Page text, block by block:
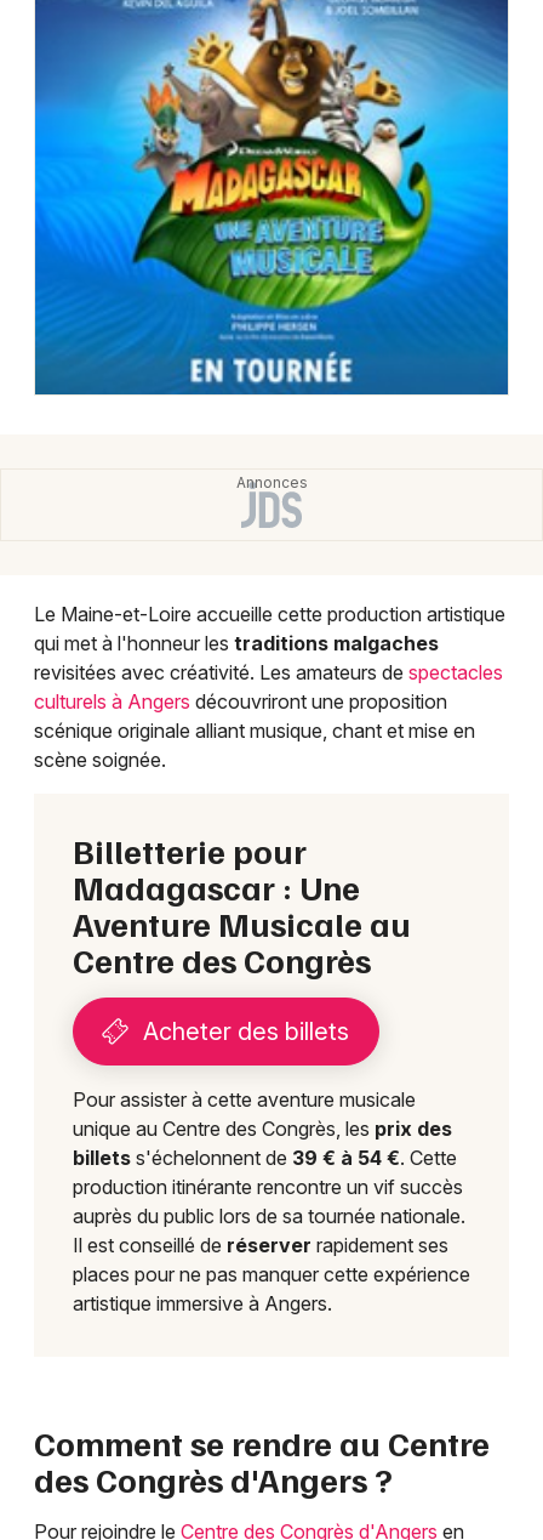
Mon email
Je m'abonne
Le Maine-et-Loire accueille cette production artistique
qui met à l'honneur les traditions malgaches
revisitées avec créativité. Les amateurs de spectacles
culturels à Angers découvriront une proposition
scénique originale alliant musique, chant et mise en
scène soignée.
Billetterie pour
Madagascar : Une
Aventure Musicale au
Centre des Congrès
Acheter des billets
Pour assister à cette aventure musicale
unique au Centre des Congrès, les prix des
billets s'échelonnent de 39 € à 54 €. Cette
production itinérante rencontre un vif succès
auprès du public lors de sa tournée nationale.
Il est conseillé de réserver rapidement ses
places pour ne pas manquer cette expérience
artistique immersive à Angers.
Comment se rendre au Centre
des Congrès d'Angers ?
Pour rejoindre le Centre des Congrès d'Angers en